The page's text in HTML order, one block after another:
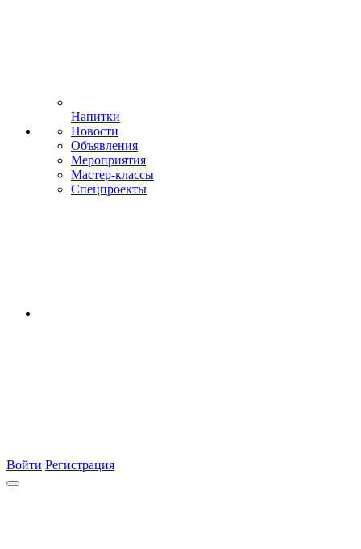
Напитки
Новости
Объявления
Мероприятия
Мастер-классы
Спецпроекты
Войти Регистрация